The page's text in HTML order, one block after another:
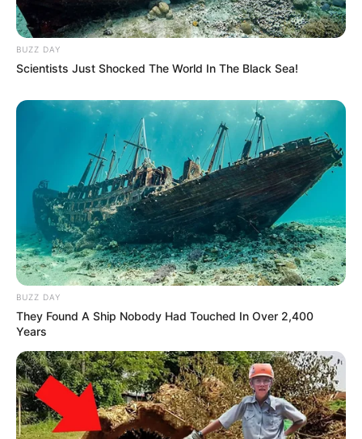
BUZZ DAY
Scientists Just Shocked The World In The Black Sea!
BUZZ DAY
They Found A Ship Nobody Had Touched In Over 2,400
Years